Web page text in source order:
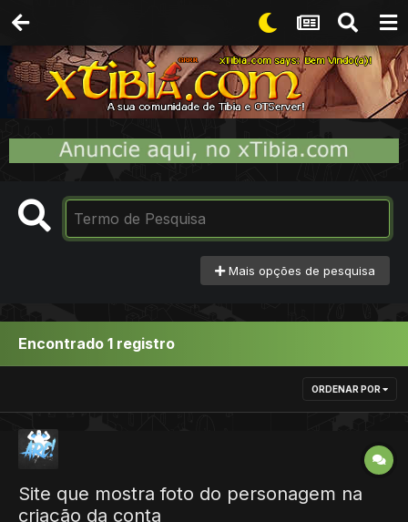
Mais opções de pesquisa
Encontrado 1 registro
ORDENAR POR
Site que mostra foto do personagem na
criação da conta